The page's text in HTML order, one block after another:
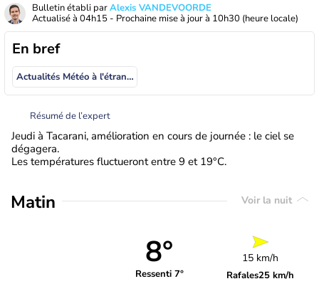
Bulletin établi parAlexis VANDEVOORDE
Actualisé à 04h15 - Prochaine mise à jour à 10h30 (heure locale)
En bref
Actualités Météo à l'étranger
Résumé de l’expert
Jeudi à Tacarani, amélioration en cours de journée : le ciel se
dégagera.
Les températures fluctueront entre 9 et 19°C.
Matin Voir la nuit
8°
Ressenti 7°
15 km/h
Rafales25 km/h